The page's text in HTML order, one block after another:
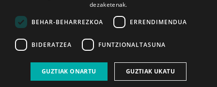
2026ko eka. 1a 2026ko mar. 1a
dezaketenak.
BEHAR-BEHARREZKOA ERRENDIMENDUA
BIDERATZEA FUNTZIONALTASUNA
GUZTIAK ONARTU GUZTIAK UKATU